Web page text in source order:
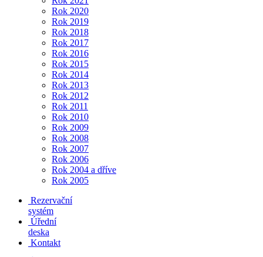
Rok 2020
Rok 2019
Rok 2018
Rok 2017
Rok 2016
Rok 2015
Rok 2014
Rok 2013
Rok 2012
Rok 2011
Rok 2010
Rok 2009
Rok 2008
Rok 2007
Rok 2006
Rok 2004 a dříve
Rok 2005
Rezervační
systém
Úřední
deska
Kontakt